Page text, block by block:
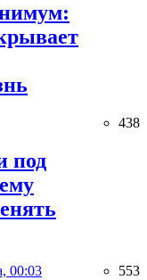
438
под
00:03 553